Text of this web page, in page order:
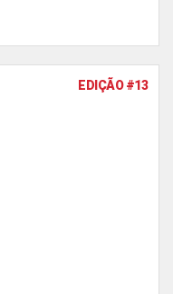
EDIÇÃO #13